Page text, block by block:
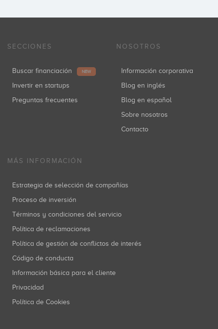
SECCIONES
Buscar financiación NEW
Invertir en startups
Preguntas frecuentes
NOSOTROS
Información corporativa
Blog en inglés
Blog en español
Sobre nosotros
Contacto
MÁS INFORMACIÓN
Estrategia de selección de compañías
Proceso de inversión
Términos y condiciones del servicio
Política de reclamaciones
Política de gestión de conflictos de interés
Código de conducta
Información básica para el cliente
Privacidad
Política de Cookies